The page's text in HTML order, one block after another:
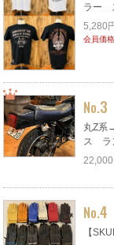
ラー
5,280
会員価
No.3
丸Z系
ス ラ
22,000
No.4
【